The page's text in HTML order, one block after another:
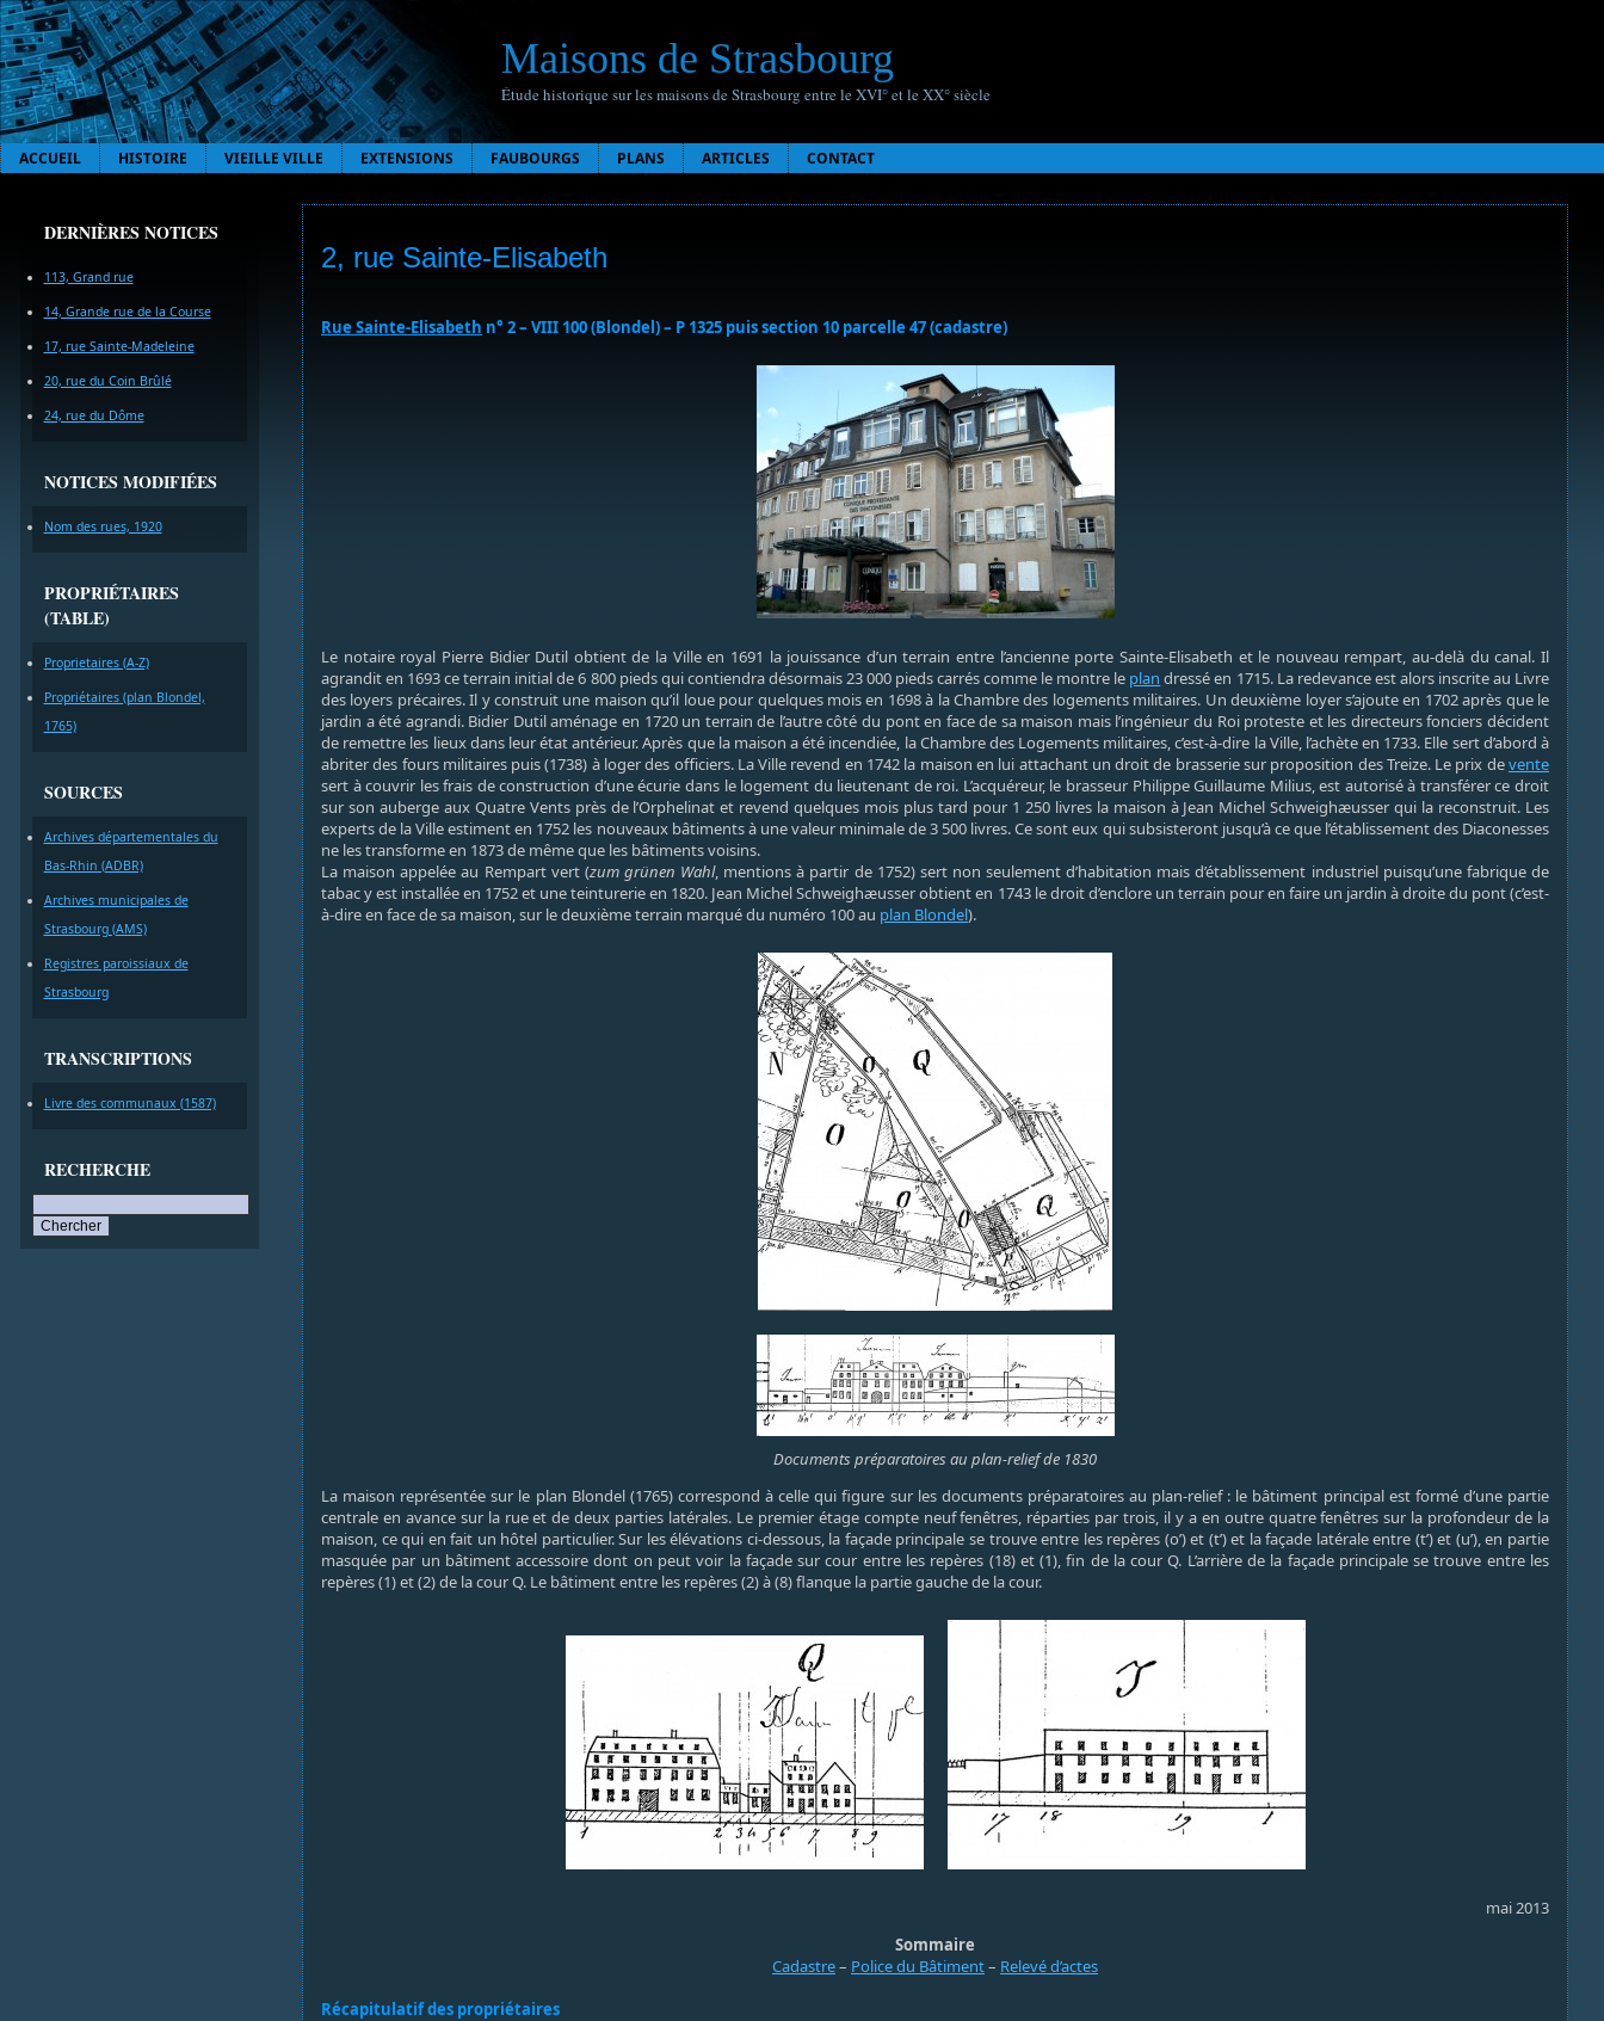
Maisons de Strasbourg
Étude historique sur les maisons de Strasbourg entre le XVI° et le XX° siècle
ACCUEIL HISTOIRE VIEILLE VILLE EXTENSIONS FAUBOURGS PLANS ARTICLES CONTACT
DERNIÈRES NOTICES
113, Grand rue
14, Grande rue de la Course
17, rue Sainte-Madeleine
20, rue du Coin Brûlé
24, rue du Dôme
NOTICES MODIFIÉES
Nom des rues, 1920
PROPRIÉTAIRES
(TABLE)
Proprietaires (A-Z)
Propriétaires (plan Blondel,
1765)
SOURCES
Archives départementales du
Bas-Rhin (ADBR)
Archives municipales de
Strasbourg (AMS)
Registres paroissiaux de
Strasbourg
TRANSCRIPTIONS
Livre des communaux (1587)
RECHERCHE
2, rue Sainte-Elisabeth
Rue Sainte-Elisabeth n° 2 – VIII 100 (Blondel) – P 1325 puis section 10 parcelle 47 (cadastre)
Le notaire royal Pierre Bidier Dutil obtient de la Ville en 1691 la jouissance d’un terrain entre l’ancienne porte Sainte-Elisabeth et le nouveau rempart, au-delà du canal. Il
agrandit en 1693 ce terrain initial de 6 800 pieds qui contiendra désormais 23 000 pieds carrés comme le montre le plan dressé en 1715. La redevance est alors inscrite au Livre
des loyers précaires. Il y construit une maison qu’il loue pour quelques mois en 1698 à la Chambre des logements militaires. Un deuxième loyer s’ajoute en 1702 après que le
jardin a été agrandi. Bidier Dutil aménage en 1720 un terrain de l’autre côté du pont en face de sa maison mais l’ingénieur du Roi proteste et les directeurs fonciers décident
de remettre les lieux dans leur état antérieur. Après que la maison a été incendiée, la Chambre des Logements militaires, c’est-à-dire la Ville, l’achète en 1733. Elle sert d’abord à
abriter des fours militaires puis (1738) à loger des officiers. La Ville revend en 1742 la maison en lui attachant un droit de brasserie sur proposition des Treize. Le prix devente
sert à couvrir les frais de construction d’une écurie dans le logement du lieutenant de roi. L’acquéreur, le brasseur Philippe Guillaume Milius, est autorisé à transférer ce droit
sur son auberge aux Quatre Vents près de l’Orphelinat et revend quelques mois plus tard pour 1 250 livres la maison à Jean Michel Schweighæusser qui la reconstruit. Les
experts de la Ville estiment en 1752 les nouveaux bâtiments à une valeur minimale de 3 500 livres. Ce sont eux qui subsisteront jusqu’à ce que l’établissement des Diaconesses
ne les transforme en 1873 de même que les bâtiments voisins.
La maison appelée au Rempart vert (zum grünen Wahl, mentions à partir de 1752) sert non seulement d’habitation mais d’établissement industriel puisqu’une fabrique de
tabac y est installée en 1752 et une teinturerie en 1820. Jean Michel Schweighæusser obtient en 1743 le droit d’enclore un terrain pour en faire un jardin à droite du pont (c’est-
à-dire en face de sa maison, sur le deuxième terrain marqué du numéro 100 au plan Blondel).
Documents préparatoires au plan-relief de 1830
La maison représentée sur le plan Blondel (1765) correspond à celle qui figure sur les documents préparatoires au plan-relief : le bâtiment principal est formé d’une partie
centrale en avance sur la rue et de deux parties latérales. Le premier étage compte neuf fenêtres, réparties par trois, il y a en outre quatre fenêtres sur la profondeur de la
maison, ce qui en fait un hôtel particulier. Sur les élévations ci-dessous, la façade principale se trouve entre les repères (o’) et (t’) et la façade latérale entre (t’) et (u’), en partie
masquée par un bâtiment accessoire dont on peut voir la façade sur cour entre les repères (18) et (1), fin de la cour Q. L’arrière de la façade principale se trouve entre les
repères (1) et (2) de la cour Q. Le bâtiment entre les repères (2) à (8) flanque la partie gauche de la cour.
mai 2013
Sommaire
Cadastre– Police du Bâtiment– Relevé d’actes
Récapitulatif des propriétaires